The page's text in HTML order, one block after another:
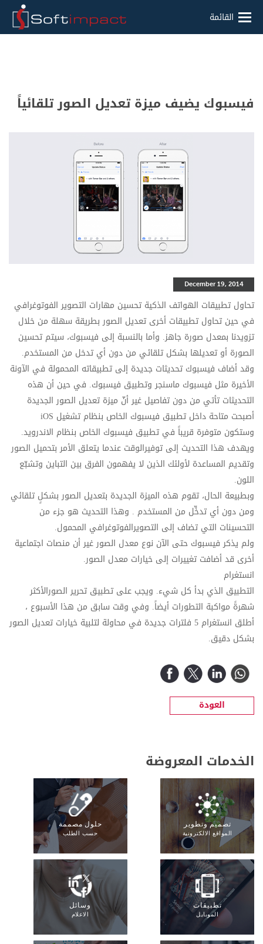
القائمة
فيسبوك يضيف ميزة تعديل الصور تلقائياً
December 19, 2014
تحاول تطبيقات الهواتف الذكية تحسين مهارات التصوير الفوتوغرافي
في حين تحاول تطبيقات أخرى تعديل الصور بطريقة سهلة من خلال
تزويدنا بمعدل صورة جاهز. وأما بالنسبة إلى فيسبوك، سيتم تحسين
الصورة أو تعديلها بشكل تلقائي من دون أي تدخل من المستخدم.
وقد أضاف فيسبوك تحديثات جديدة إلى تطبيقاته المحمولة في الآونة
الأخيرة مثل فيسبوك ماسنجر وتطبيق فيسبوك. في حين أن هذه
التحديثات تأتي من دون تفاصيل غير أنّ ميزة تعديل الصور الجديدة
أصبحت متاحة داخل تطبيق فيسبوك الخاص بنظام تشغيل iOS
وستكون متوفرة قريباً في تطبيق فيسبوك الخاص بنظام الاندرويد.
ويهدف هذا التحديث إلى توفيرالوقت عندما يتعلق الأمر بتحميل الصور
وتقديم المساعدة لأولئك الذين لا يفهمون الفرق بين التباين وتشبّع
اللون.
وبطبيعة الحال، تقوم هذه الميزة الجديدة بتعديل الصور بشكلٍ تلقائي
ومن دون أي تدخِّل من المستخدم . وهذا التحديث هو جزء من
التحسينات التي تضاف إلى التصويرالفوتوغرافي المحمول.
ولم يذكر فيسبوك حتى الآن نوع معدل الصور غير أن منصات اجتماعية
أخرى قد أضافت تغييرات إلى خيارات معدل الصور.
انستغرام
التطبيق الذي بدأ كل شيء. ويجب على تطبيق تحرير الصورالأكثر
شهرةً مواكبة التطورات أيضاً. وفي وقت سابق من هذا الأسبوع ،
أطلق انستغرام 5 فلترات جديدة في محاولة لتلبية خيارات تعديل الصور
بشكل دقيق.
العودة
الخدمات المعروضة
تصميم وتطوير
المواقع الالكترونية
حلول مصممة
حسب الطلب
تطبيقات
الموبايل
وسائل
الاعلام